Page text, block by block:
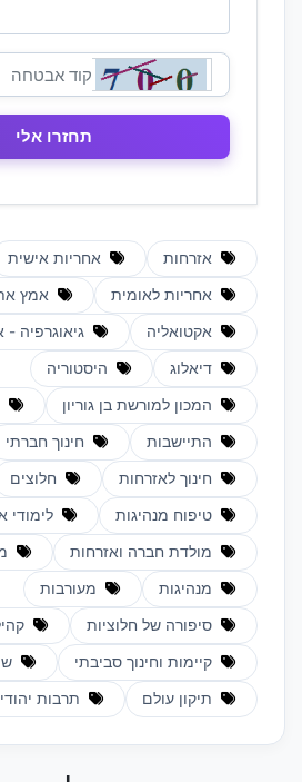
אזרחות אחריות אישית
אחריות לאומית אמץ
אקטואליה גיאוגרפיה
דיאלוג היסטוריה
המכון למורשת בן גוריון
התיישבות חינוך חברתי
חינוך לאזרחות חלוצים
טיפוח מנהיגות לימודי
מולדת חברה ואזרחות
מנהיגות מעורבות
סיפורה של חלוציות
קיימות וחינוך סביבתי
תיקון עולם תרבות